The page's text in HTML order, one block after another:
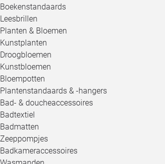
Boekenstandaards
Leesbrillen
Planten & Bloemen
Kunstplanten
Droogbloemen
Kunstbloemen
Bloempotten
Plantenstandaards & -hangers
Bad- & doucheaccessoires
Badtextiel
Badmatten
Zeeppompjes
Badkameraccessoires